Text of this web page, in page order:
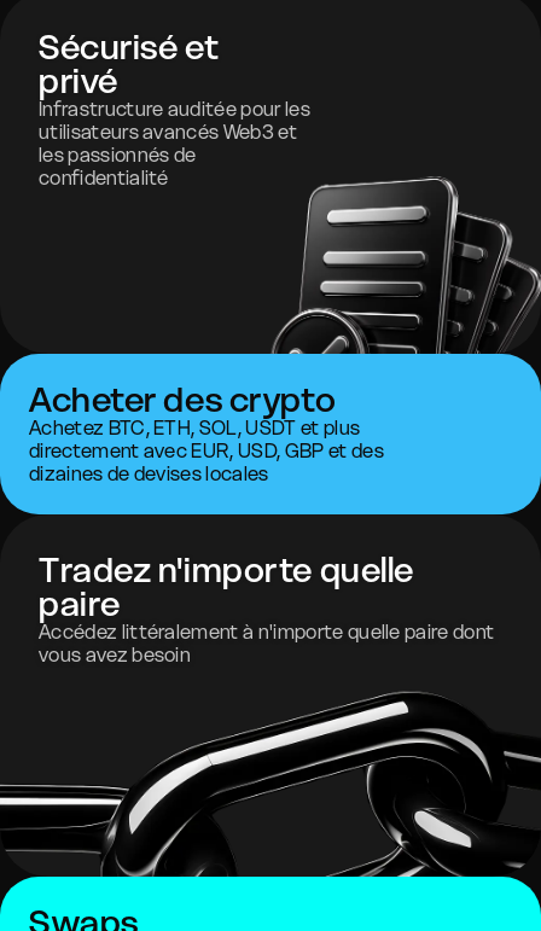
Sécurisé et
privé
Infrastructure auditée pour les
utilisateurs avancés Web3 et
les passionnés de
confidentialité
Tradez n'importe quelle
paire
Accédez littéralement à n'importe quelle paire dont
vous avez besoin
Acheter des crypto
Achetez BTC, ETH, SOL, USDT et plus
directement avec EUR, USD, GBP et des
dizaines de devises locales